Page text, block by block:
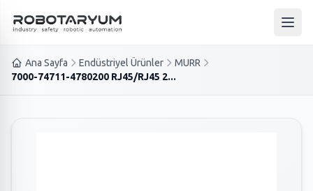
Ana içeriğe geç
Ana
Ana Sayfa Endüstriyel Ürünler
MURR
7000-74711-4780200 RJ45/RJ45 2...